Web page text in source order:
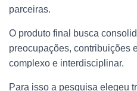
parceiras.
O produto final busca
preocupações, contribuições
complexo e interdisciplinar.
Para isso a pesquisa elegeu